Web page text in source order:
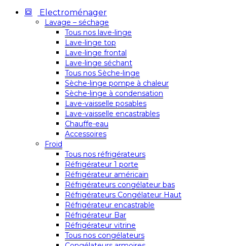
Electroménager
Lavage – séchage
Tous nos lave-linge
Lave-linge top
Lave-linge frontal
Lave-linge séchant
Tous nos Sèche-linge
Sèche-linge pompe à chaleur
Sèche-linge à condensation
Lave-vaisselle posables
Lave-vaisselle encastrables
Chauffe-eau
Accessoires
Froid
Tous nos réfrigérateurs
Réfrigérateur 1 porte
Réfrigérateur américain
Réfrigérateurs congélateur bas
Réfrigérateurs Congélateur Haut
Réfrigérateur encastrable
Réfrigérateur Bar
Réfrigérateur vitrine
Tous nos congélateurs